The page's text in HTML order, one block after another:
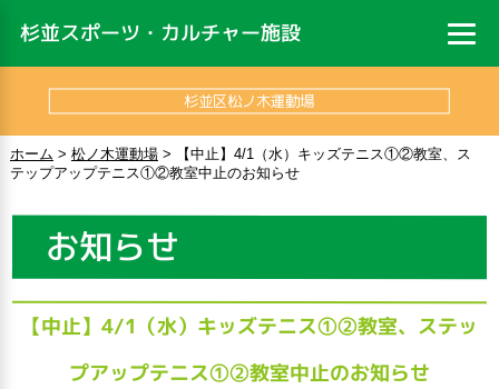
杉並スポーツ・カルチャー施設
杉並区松ノ木運動場
ホーム > 松ノ木運動場>
【中止】4/1（水）キッズテニス①②教室、ス
テップアップテニス①②教室中止のお知らせ
お知らせ
【中止】4/1（水）キッズテニス①②教室、ステッ
プアップテニス①②教室中止のお知らせ